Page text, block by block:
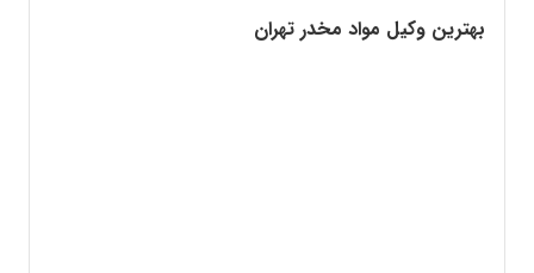
بهترین وکیل مواد مخدر تهران